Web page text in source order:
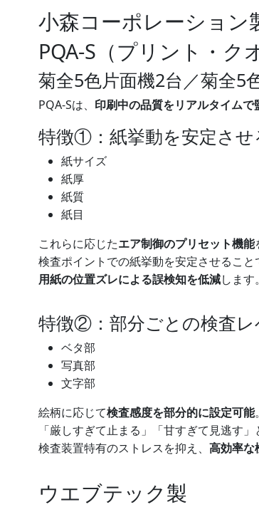
小森コーポレーション
PQA-S（プリント・ク
菊全5色片面機2台／菊全5
PQA-Sは、 印刷中の品質をリアルタイム
特徴①：紙挙動を安定させ
紙サイズ
紙厚
紙質
紙目
これらに応じたエア制御のプリセット機能
検査ポイントでの紙挙動を安定させること
用紙の位置ズレによる誤検知を低減します。
特徴②：部分ごとの検査レ
ベタ部
写真部
文字部
絵柄に応じて検査感度を部分的に設定可能。
「厳しすぎて止まる」「甘すぎて見逃す」
検査装置特有のストレスを抑え、 高効率な
ウエブテック製